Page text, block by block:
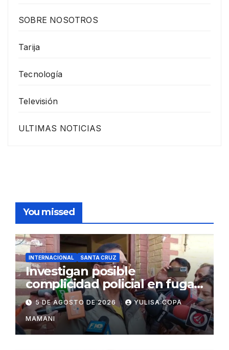
SOBRE NOSOTROS
Tarija
Tecnología
Televisión
ULTIMAS NOTICIAS
You missed
INTERNACIONAL SANTA CRUZ
Investigan posible
complicidad policial en fuga
de dos reos brasileños de
Palmasola
5 DE AGOSTO DE 2026 YULISA COPA
MAMANI